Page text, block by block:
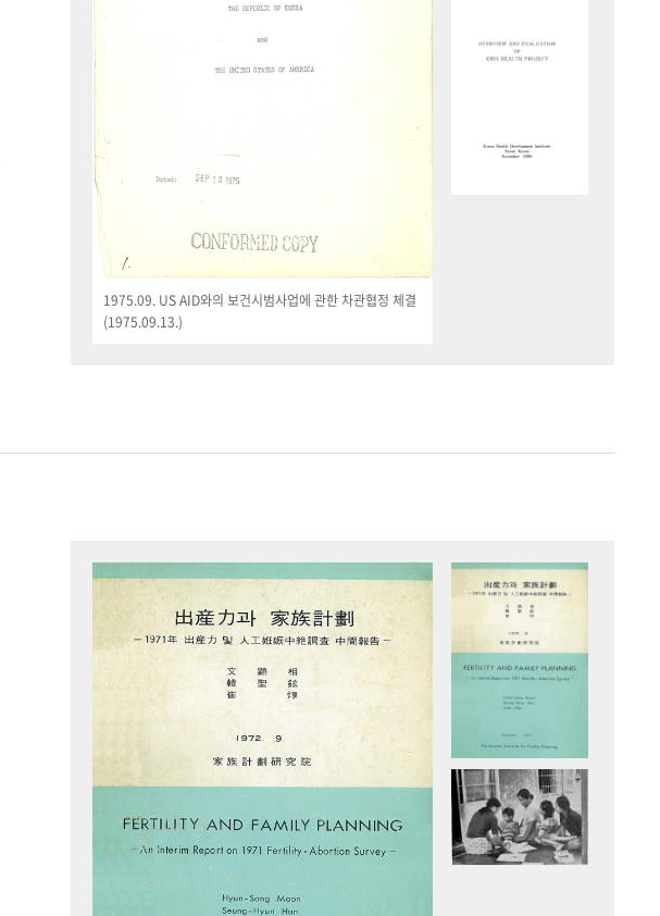
1975.09. US AID와의 보건시범사업에 관한 차관협정 체결
(1975.09.13.)